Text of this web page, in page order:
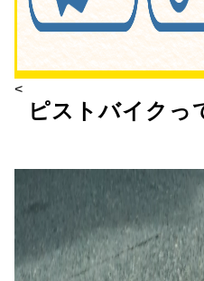
<
ピストバイクっ